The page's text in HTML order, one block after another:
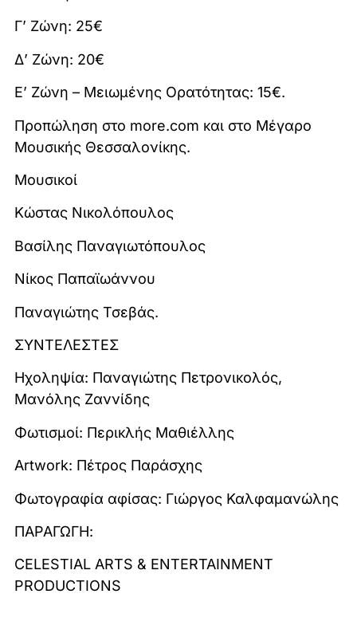
Γ’ Ζώνη: 25€
Δ’ Ζώνη: 20€
Ε’ Ζώνη – Mειωμένης Ορατότητας: 15€.
Προπώληση στο more.com και στο Μέγαρο
Μουσικής Θεσσαλονίκης.
Μουσικοί
Κώστας Νικολόπουλος
Βασίλης Παναγιωτόπουλος
Νίκος Παπαϊωάννου
Παναγιώτης Τσεβάς.
ΣΥΝΤΕΛΕΣΤΕΣ
Ηχοληψία: Παναγιώτης Πετρονικολός,
Μανόλης Ζαννίδης
Φωτισμοί: Περικλής Μαθιέλλης
Artwork: Πέτρος Παράσχης
Φωτογραφία αφίσας: Γιώργος Καλφαμανώλης
ΠΑΡΑΓΩΓΗ:
CELESTIAL ARTS & ENTERTAIΝMENT
PRODUCTIONS